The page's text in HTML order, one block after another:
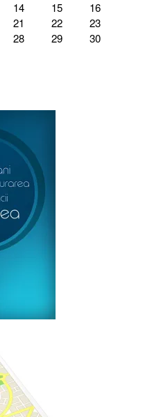
14 15
16
21 22
23
28 29
30